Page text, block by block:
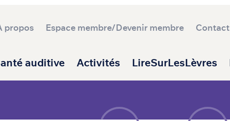
propos Espace membre/Devenir membre Contact
auditive Activités LireSurLesLèvres